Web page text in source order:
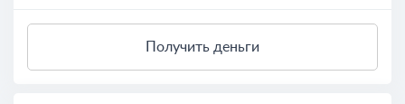
Получить деньги